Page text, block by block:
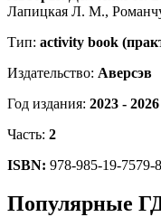
Лапицкая Л. М.,
Тип: activity book
Издательство: Аверсэв
Год издания: 2023 - 2026
Часть: 2
ISBN: 978-985-19-7579-
Популярные